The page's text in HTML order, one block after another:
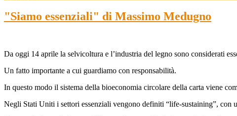
"Siamo essenziali" di Massimo Medugno
Da oggi 14 aprile la selvicoltura e l’industria del legno sono considerati
Un fatto importante a cui guardiamo con responsabilità.
In questo modo il sistema della bioeconomia circolare della carta viene
Negli Stati Uniti i settori essenziali vengono definiti “life-sustaining”, con